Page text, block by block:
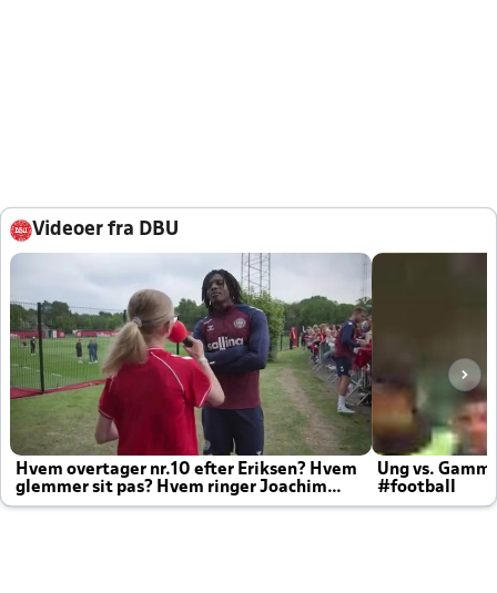
Videoer fra DBU
Hvem overtager nr.10 efter Eriksen? Hvem
glemmer sit pas? Hvem ringer Joachim
altid til efter kampe?
Ung vs.
#football